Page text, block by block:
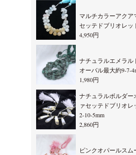
マルチカラーアクア
セッテドブリオレッ
4,950円
ナチュラルエメラル
オーバル最大約9-7-
1,980円
ナチュラルボルダー
ァセッテドブリオレ
2-10-5mm
2,860円
ピンクオパールスム